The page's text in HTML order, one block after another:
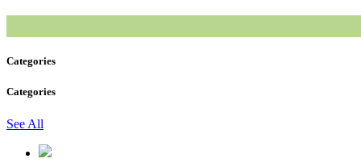
Categories
Categories
See All